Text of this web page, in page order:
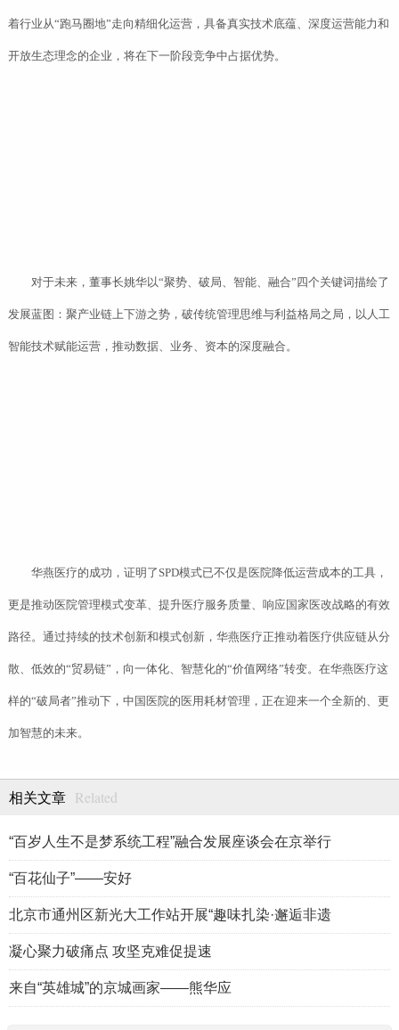
着行业从“跑马圈地”走向精细化运营，具备真实技术底蕴、深度运营能力和
开放生态理念的企业，将在下一阶段竞争中占据优势。
对于未来，董事长姚华以“聚势、破局、智能、融合”四个关键词描绘了
发展蓝图：聚产业链上下游之势，破传统管理思维与利益格局之局，以人工
智能技术赋能运营，推动数据、业务、资本的深度融合。
华燕医疗的成功，证明了SPD模式已不仅是医院降低运营成本的工具，
更是推动医院管理模式变革、提升医疗服务质量、响应国家医改战略的有效
路径。通过持续的技术创新和模式创新，华燕医疗正推动着医疗供应链从分
散、低效的“贸易链”，向一体化、智慧化的“价值网络”转变。在华燕医疗这
样的“破局者”推动下，中国医院的医用耗材管理，正在迎来一个全新的、更
加智慧的未来。
相关文章 Related
“百岁人生不是梦系统工程”融合发展座谈会在京举行
“百花仙子”——安好
北京市通州区新光大工作站开展“趣味扎染·邂逅非遗
凝心聚力破痛点 攻坚克难促提速
来自“英雄城”的京城画家——熊华应